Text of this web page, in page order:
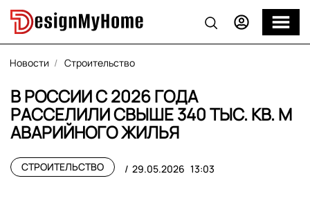
Новости Строительство
В РОССИИ С 2026 ГОДА
РАССЕЛИЛИ СВЫШЕ 340 ТЫС. КВ. М
АВАРИЙНОГО ЖИЛЬЯ
СТРОИТЕЛЬСТВО 29.05.2026 13:03